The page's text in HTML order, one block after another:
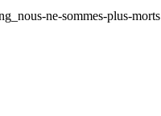
ne-sommes-plus-morts